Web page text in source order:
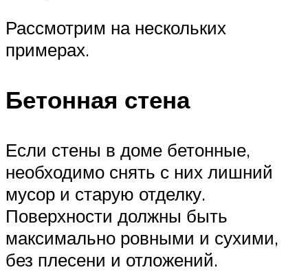
Рассмотрим на нескольких
примерах.
Бетонная стена
Если стены в доме бетонные,
необходимо снять с них лишний
мусор и старую отделку.
Поверхности должны быть
максимально ровными и сухими,
без плесени и отложений.